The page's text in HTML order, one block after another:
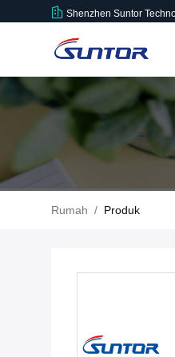
Shenzhen Suntor
Rumah / Produk